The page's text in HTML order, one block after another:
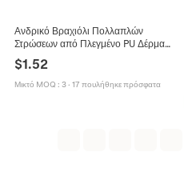
Ανδρικό Βραχιόλι Πολλαπλών
Στρώσεων από Πλεγμένο PU Δέρμα
Vintage Άγκυρα από Κράμα
Μαγνητικό Κούμπωμα Ναυτικό
Κόσμημα
$1.52
Μικτό MOQ : 3· 17 πουλήθηκε πρόσφατα